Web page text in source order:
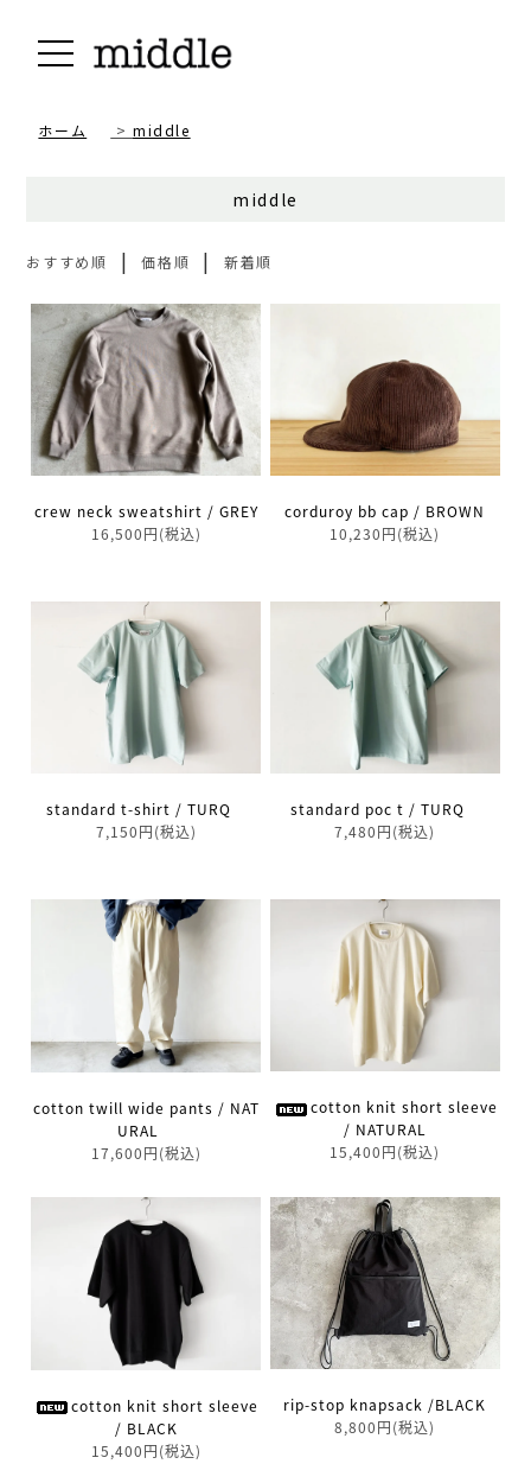
ホーム >middle
middle
おすすめ順 |価格順 |新着順
crew neck sweatshirt / GREY
16,500円(税込)
corduroy bb cap / BROWN
10,230円(税込)
standard t-shirt / TURQ
7,150円(税込)
standard poc t / TURQ
7,480円(税込)
cotton twill wide pants / NAT
URAL
17,600円(税込)
cotton knit short sleeve
/ NATURAL
15,400円(税込)
cotton knit short sleeve
/ BLACK
15,400円(税込)
rip-stop knapsack /BLACK
8,800円(税込)